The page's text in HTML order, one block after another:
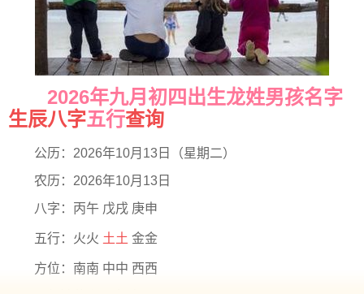
2026年九月初四出生龙姓男孩名字
生辰八字五行查询
公历：2026年10月13日（星期二）
农历：2026年10月13日
八字：丙午 戊戌 庚申
五行：火火 土土 金金
方位：南南 中中 西西